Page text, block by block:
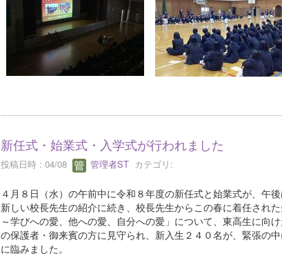
新任式・始業式・入学式が行われました
投稿日時 : 04/08 管理者STカテゴリ:
４月８日（水）の午前中に令和８年度の新任式と始業式が、午
新しい校長先生の紹介に続き、校長先生からこの春に着任され
～学びへの愛、他への愛、自分への愛」について、東高生に向
の保護者・御来賓の方に見守られ、新入生２４０名が、緊張の
に臨みました。